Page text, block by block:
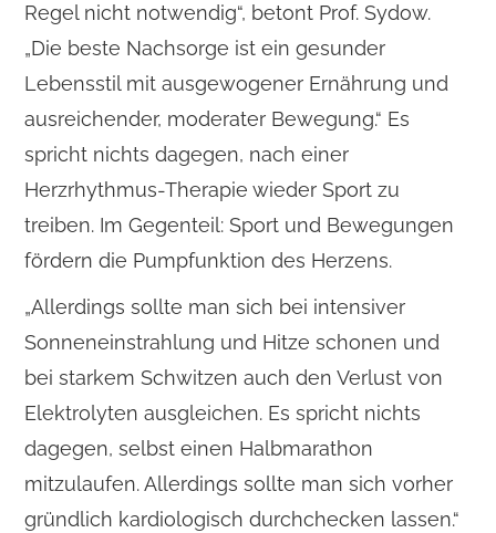
Regel nicht notwendig“, betont Prof. Sydow.
„Die beste Nachsorge ist ein gesunder
Lebensstil mit ausgewogener Ernährung und
ausreichender, moderater Bewegung.“ Es
spricht nichts dagegen, nach einer
Herzrhythmus-Therapie wieder Sport zu
treiben. Im Gegenteil: Sport und Bewegungen
fördern die Pumpfunktion des Herzens.
„Allerdings sollte man sich bei intensiver
Sonneneinstrahlung und Hitze schonen und
bei starkem Schwitzen auch den Verlust von
Elektrolyten ausgleichen. Es spricht nichts
dagegen, selbst einen Halbmarathon
mitzulaufen. Allerdings sollte man sich vorher
gründlich kardiologisch durchchecken lassen.“